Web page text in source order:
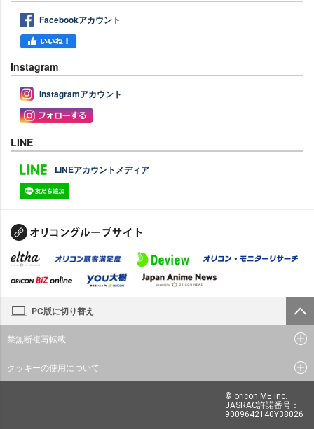
Facebookアカウント
Instagram
Instagramアカウント
LINE
LINEアカウントメディア
PC版に切り替え
禁無断複写転載
クッキーの使用について
© oricon ME inc.
JASRAC許諾番号：
9009642140Y38026